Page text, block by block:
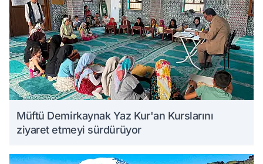
Müftü Demirkaynak Yaz Kur'an Kurslarını
ziyaret etmeyi sürdürüyor